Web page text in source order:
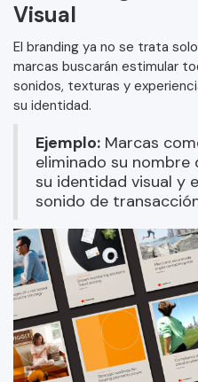
Visual
El branding ya no se trata
marcas buscarán estimular
sonidos, texturas y
su identidad.
Ejemplo: Marcas
eliminado su nombre
su identidad visual y
sonido de